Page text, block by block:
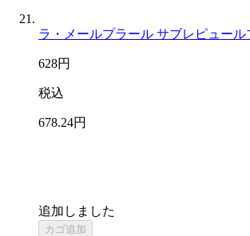
ラ・メールプラール サブレピュール
628円
税込
678.24円
追加しました
カゴ追加